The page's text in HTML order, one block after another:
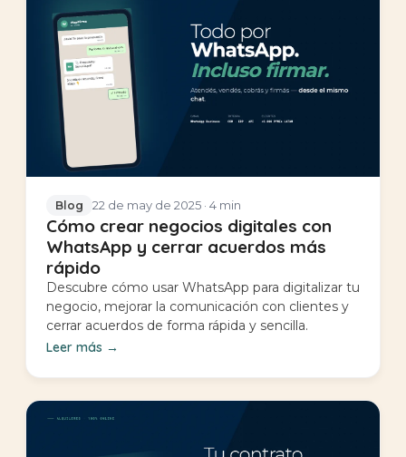
Blog 22 de may de 2025 · 4 min
Cómo crear negocios digitales con
WhatsApp y cerrar acuerdos más
rápido
Descubre cómo usar WhatsApp para digitalizar tu
negocio, mejorar la comunicación con clientes y
cerrar acuerdos de forma rápida y sencilla.
Leer más →